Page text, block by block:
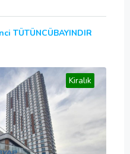
TÜTÜNCÜBAYINDIR
Kiralık